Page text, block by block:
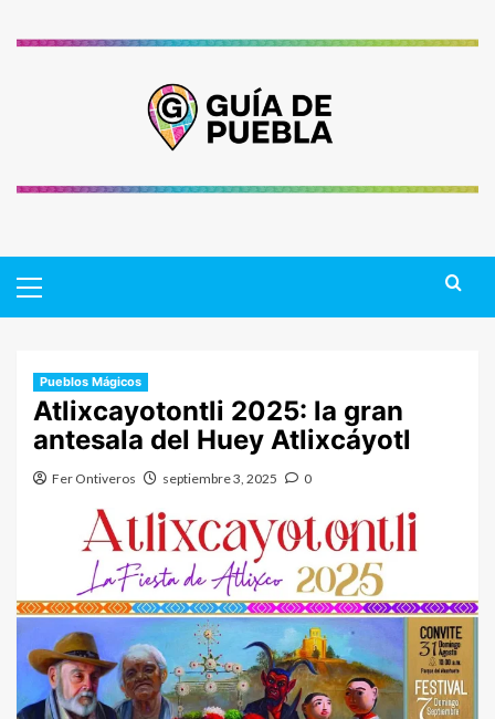
Menu
Pueblos Mágicos
Atlixcayotontli 2025: la gran
antesala del Huey Atlixcáyotl
Fer Ontiveros septiembre 3, 2025 0